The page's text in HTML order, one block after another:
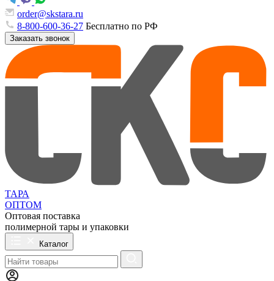
order@skstara.ru
8-800-600-36-27 Бесплатно по РФ
Заказать звонок
ТАРА
ОПТОМ
Оптовая поставка
полимерной тары и упаковки
Каталог